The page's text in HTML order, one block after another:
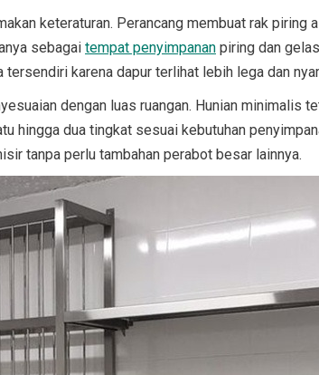
keteraturan. Perancang membuat rak piring
sebagai tempat penyimpanan piring dan
karena dapur terlihat lebih lega dan
dengan luas ruangan. Hunian minimalis
hingga dua tingkat sesuai kebutuhan
tanpa perlu tambahan perabot besar lainnya.